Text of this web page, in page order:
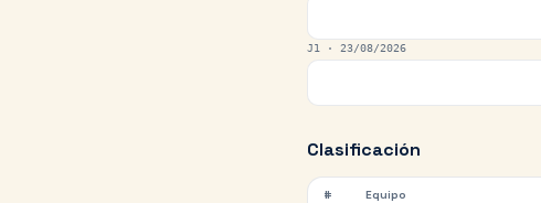
J1 · 23/08/2026
Clasificación
# Equipo